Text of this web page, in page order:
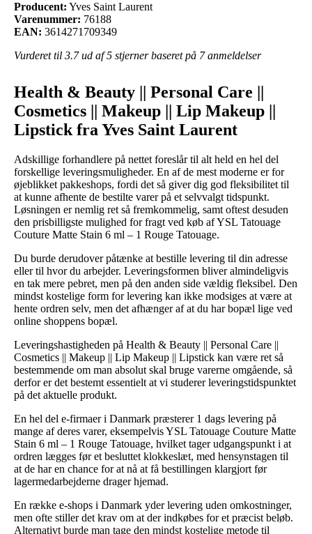
Producent: Yves Saint Laurent
Varenummer: 76188
EAN: 3614271709349
Vurderet til 3.7ud af 5 stjerner baseret på 7anmeldelser
Health & Beauty || Personal Care ||
Cosmetics || Makeup || Lip Makeup ||
Lipstick fra Yves Saint Laurent
Adskillige forhandlere på nettet foreslår til alt held en hel del
forskellige leveringsmuligheder. En af de mest moderne er for
øjeblikket pakkeshops, fordi det så giver dig god fleksibilitet til
at kunne afhente de bestilte varer på et selvvalgt tidspunkt.
Løsningen er nemlig ret så fremkommelig, samt oftest desuden
den prisbilligste mulighed for fragt ved køb af YSL Tatouage
Couture Matte Stain 6 ml – 1 Rouge Tatouage.
Du burde derudover påtænke at bestille levering til din adresse
eller til hvor du arbejder. Leveringsformen bliver almindeligvis
en tak mere pebret, men på den anden side vældig fleksibel. Den
mindst kostelige form for levering kan ikke modsiges at være at
hente ordren selv, men det afhænger af at du har bopæl lige ved
online shoppens bopæl.
Leveringshastigheden på Health & Beauty || Personal Care ||
Cosmetics || Makeup || Lip Makeup || Lipstick kan være ret så
bestemmende om man absolut skal bruge varerne omgående, så
derfor er det bestemt essentielt at vi studerer leveringstidspunktet
på det aktuelle produkt.
En hel del e-firmaer i Danmark præsterer 1 dags levering på
mange af deres varer, eksempelvis YSL Tatouage Couture Matte
Stain 6 ml – 1 Rouge Tatouage, hvilket tager udgangspunkt i at
ordren lægges før et besluttet klokkeslæt, med hensynstagen til
at de har en chance for at nå at få bestillingen klargjort før
lagermedarbejderne drager hjemad.
En række e-shops i Danmark yder levering uden omkostninger,
men ofte stiller det krav om at der indkøbes for et præcist beløb.
Alternativt burde man tage den mindst kostelige metode til